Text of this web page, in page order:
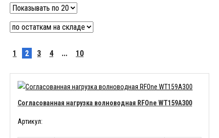
1 2 3 4 ... 10
Согласованная нагрузка волноводная RFOne WT159A300
Артикул: